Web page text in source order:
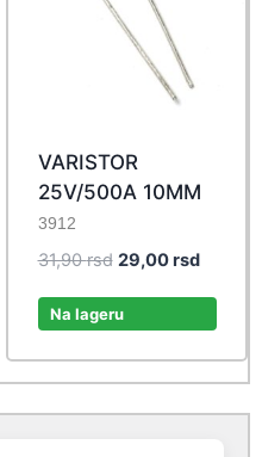
VARISTOR
25V/500A 10MM
3912
31,90rsd Original
was:
29,00rsdCurrent
Na lageru